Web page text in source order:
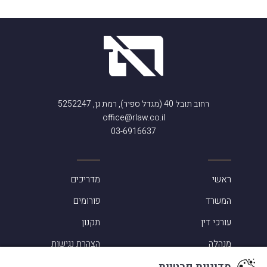
רחוב תובל 40 (מגדל ספיר), רמת גן, 5252247
office@rlaw.co.il
03-6916637
ראשי
המשרד
עורכי דין
מנהלה
מדריכים
פורומים
תקנון
הצהרת נגישות